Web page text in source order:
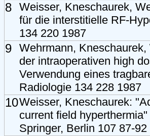
8 Weisser, Kneschaurek,
für die interstitielle RF-
134 220 1987
9 Wehrmann,
der intraoperativen high
Verwendung eines
Radiologie 134 228 1987
10Weisser, Kneschaurek:
current field
Springer, Berlin 107 87-92